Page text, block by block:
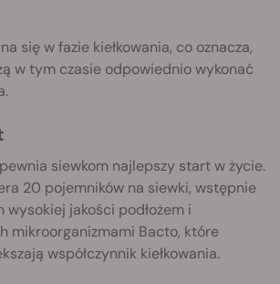
się w fazie kiełkowania, co oznacza,
w tym czasie odpowiednio wykonać
siewkom najlepszy start w życie.
20 pojemników na siewki, wstępnie
wysokiej jakości podłożem i
mikroorganizmami Bacto, które
współczynnik kiełkowania.